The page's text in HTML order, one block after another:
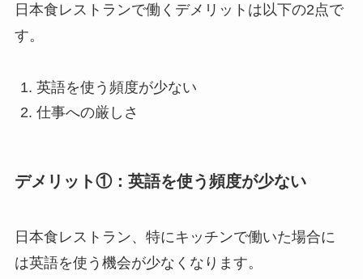
日本食レストランで働くデメリットは以下の2点で
す。
英語を使う頻度が少ない
仕事への厳しさ
デメリット①：英語を使う頻度が少ない
日本食レストラン、特にキッチンで働いた場合に
は英語を使う機会が少なくなります。